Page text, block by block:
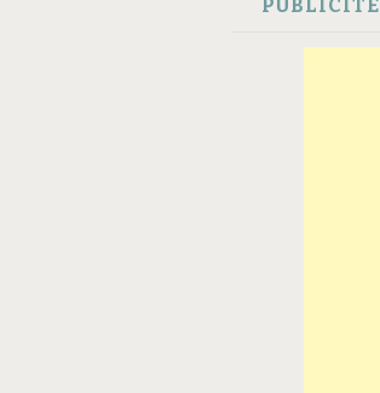
PUBLICITÉ